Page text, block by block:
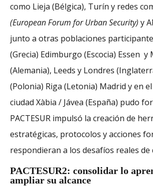
como Lieja (Bélgica), Turín y redes
(European Forum for Urban Security) y
junto a otras poblaciones
(Grecia) Edimburgo (Escocia) Essen y
(Alemania), Leeds y Londres
(Polonia) Riga (Letonia) Madrid y en
ciudad Xàbia / Jávea (España) pudo
PACTESUR impulsó la creación de
estratégicas, protocolos y acciones
respondieran a los desafíos reales de
PACTESUR2: consolidar lo
ampliar su alcance